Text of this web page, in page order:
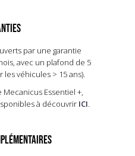
par une garantie
avec un plafond de 5
les véhicules > 15 ans).​
Essentiel +,
à découvrir ICI.